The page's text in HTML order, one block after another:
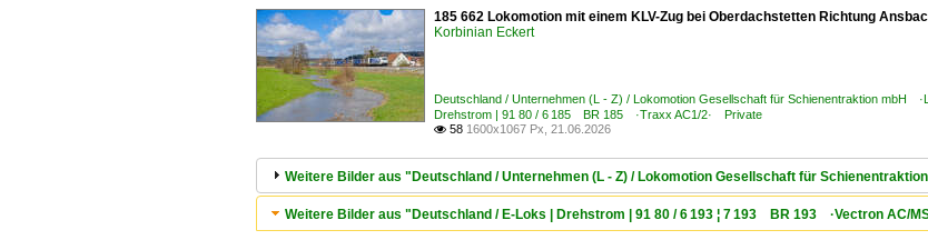
185 662 Lokomotion mit einem KLV-Zug bei Oberdachstetten Richtung
Korbinian Eckert
Deutschland / Unternehmen (L - Z) / Lokomotion Gesellschaft für Schienentraktion mbH
Drehstrom | 91 80 / 6 185 BR 185 ·Traxx AC1/2· Private
 58 1600x1067 Px, 21.06.2026
Weitere Bilder aus "Deutschland / Unternehmen (L - Z) / Lokomotion Gesellschaft für
Weitere Bilder aus "Deutschland / E-Loks | Drehstrom | 91 80 / 6 193 ¦ 7 193 BR 193 ·Vectron AC/